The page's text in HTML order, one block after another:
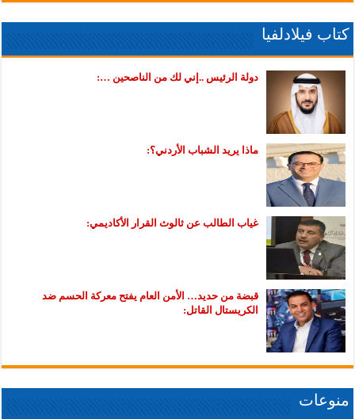
كتاب فيلادلفيا
دولة الرئيس ..إني لك من الناصحين …:
ماذا يريد الشباب الأردني؟:
غياب الطالب عن ثالوث القرار الأكاديمي:
قبضة من حديد… الأمن العام يفتح معركة الحسم ضد
الكريستال القاتل:
منوعات